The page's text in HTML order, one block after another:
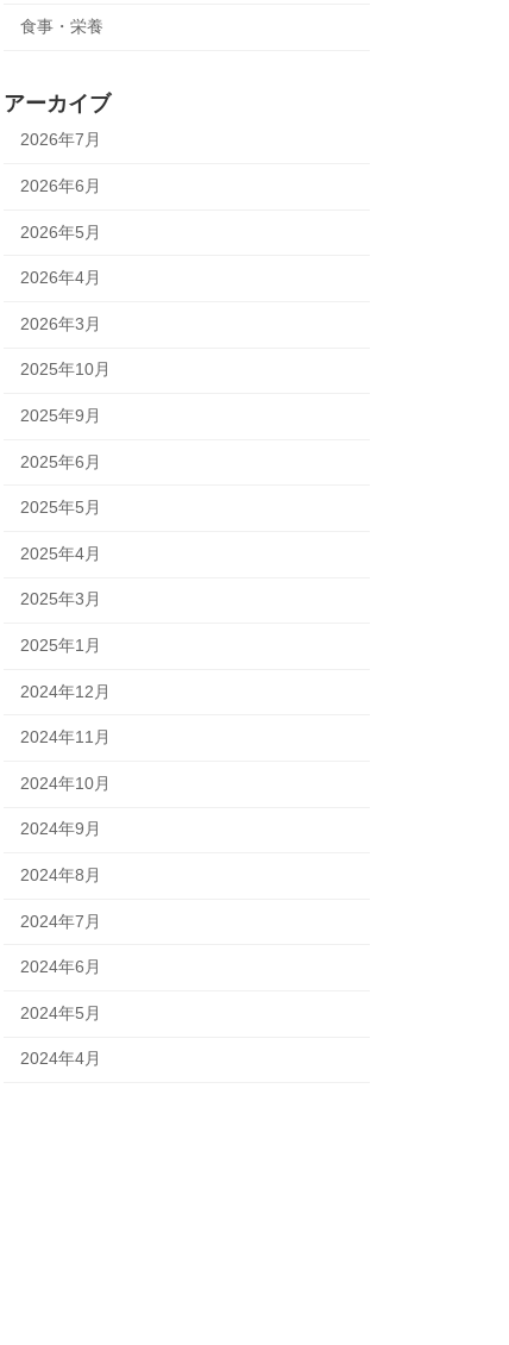
食事・栄養
アーカイブ
2026年7月
2026年6月
2026年5月
2026年4月
2026年3月
2025年10月
2025年9月
2025年6月
2025年5月
2025年4月
2025年3月
2025年1月
2024年12月
2024年11月
2024年10月
2024年9月
2024年8月
2024年7月
2024年6月
2024年5月
2024年4月